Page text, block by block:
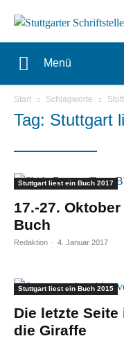
Menü
Start Schlagworte
Tag: Stuttgart
Stuttgart liest ein Buch 2017
17.-27. Oktober
Buch
Redaktion - 4. Januar 2017
Stuttgart liest ein Buch 2015
Die letzte
die Giraffe